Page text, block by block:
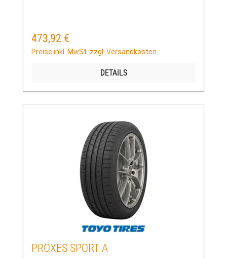
Regulärer Preis:
473,92 €
Preise inkl. MwSt. zzgl. Versandkosten
DETAILS
PROXES SPORT A